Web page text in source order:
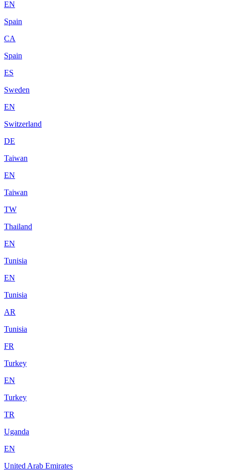
EN
Spain
CA
Spain
ES
Sweden
EN
Switzerland
DE
Taiwan
EN
Taiwan
TW
Thailand
EN
Tunisia
EN
Tunisia
AR
Tunisia
FR
Turkey
EN
Turkey
TR
Uganda
EN
United Arab Emirates